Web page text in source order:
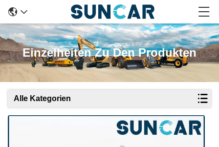
Einzelheiten Zu Den Produkten
Alle Kategorien